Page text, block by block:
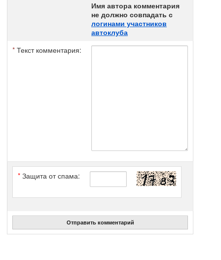
Имя автора комментария
не должно совпадать с
логинами участников
автоклуба
* Текст комментария:
* Защита от спама:
Отправить комментарий